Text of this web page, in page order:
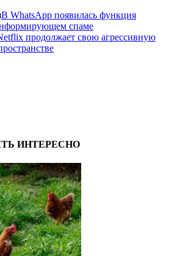
В WhatsApp появилась функция
спаме
продолжает свою агрессивную
ИНТЕРЕСНО